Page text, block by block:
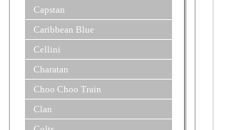
Capstan
Caribbean Blue
Cellini
Charatan
Choo Choo Train
Clan